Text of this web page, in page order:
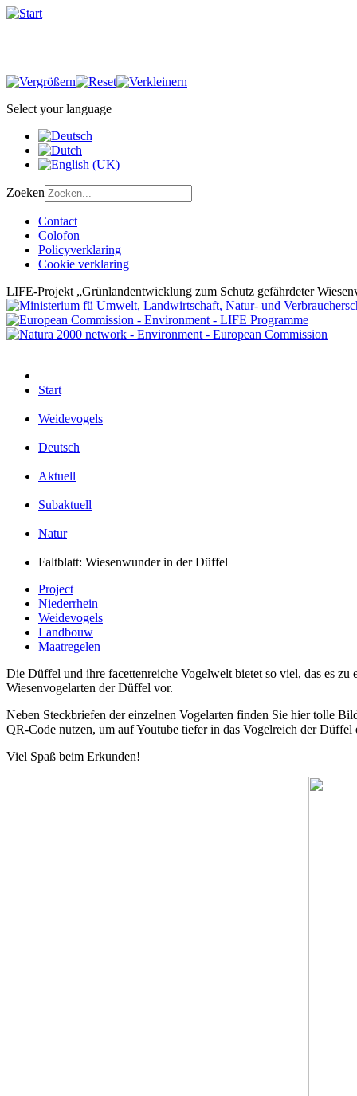
Select your language
Zoeken
Contact
Colofon
Policyverklaring
Cookie verklaring
LIFE-Projekt „Grünlandentwicklung zum Schutz gefährdeter
Start
Weidevogels
Deutsch
Aktuell
Subaktuell
Natur
Faltblatt: Wiesenwunder in der Düffel
Project
Niederrhein
Weidevogels
Landbouw
Maatregelen
Die Düffel und ihre facettenreiche Vogelwelt bietet so viel, das es
Wiesenvogelarten der Düffel vor.
Neben Steckbriefen der einzelnen Vogelarten finden Sie hier tolle
QR-Code nutzen, um auf Youtube tiefer in das Vogelreich der
Viel Spaß beim Erkunden!